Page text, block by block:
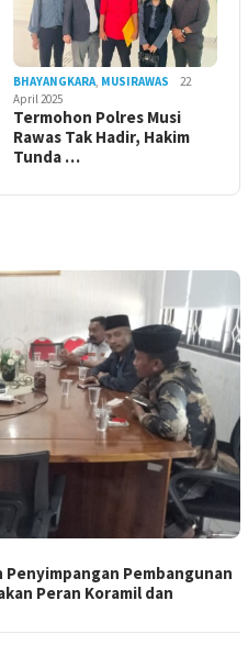
BHAYANGKARA MUSIRAWAS
22
April 2025
Termohon Polres Musi
Rawas Tak Hadir, Hakim
Tunda …
Penyimpangan Pembangunan
Peran Koramil dan